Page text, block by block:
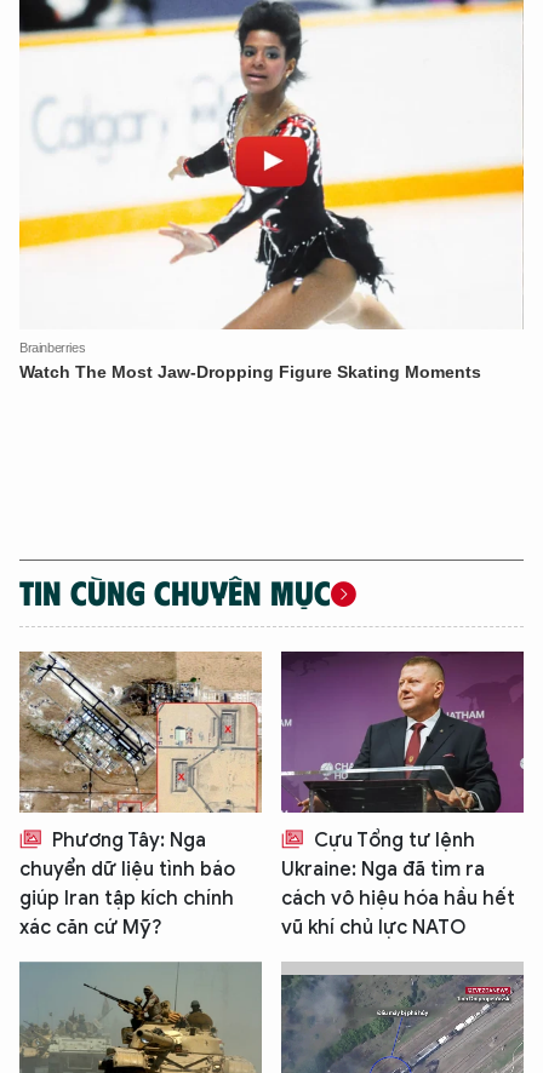
TIN CÙNG CHUYÊN MỤC
Phương Tây: Nga
chuyển dữ liệu tình báo
giúp Iran tập kích chính
xác căn cứ Mỹ?
Cựu Tổng tư lệnh
Ukraine: Nga đã tìm ra
cách vô hiệu hóa hầu hết
vũ khí chủ lực NATO